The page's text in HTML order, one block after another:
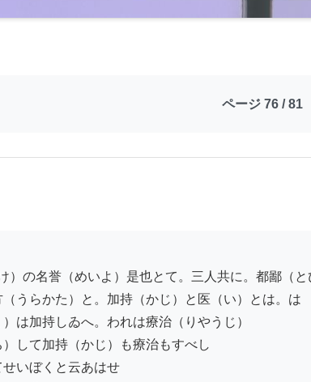
ページ 76 / 81
うらかた）と。加持（かじ）と医（い）とは。は
は加持しゐへ。われは療治（りやうじ）
して加持（かじ）も療治もすべし
いぼくと云あはせ